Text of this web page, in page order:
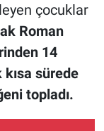
çocuklar
Roman
14
sürede
topladı.